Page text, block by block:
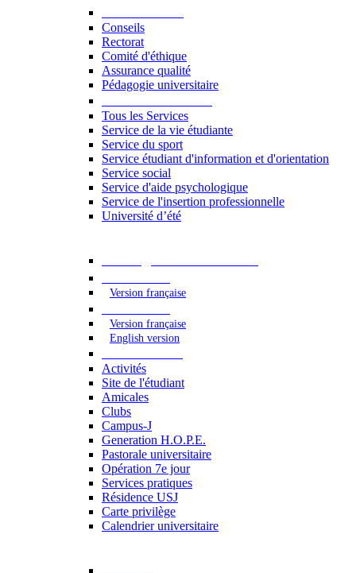
Conseils
Rectorat
Comité d'éthique
Assurance qualité
Pédagogie universitaire
Tous les Services
Service de la vie étudiante
Service du sport
Service étudiant d'information et d'orientation
Service social
Service d'aide psychologique
Service de l'insertion professionnelle
Université d’été
Version française
Version française
English version
Activités
Site de l'étudiant
Amicales
Clubs
Campus-J
Generation H.O.P.E.
Pastorale universitaire
Opération 7e jour
Services pratiques
Résidence USJ
Carte privilège
Calendrier universitaire